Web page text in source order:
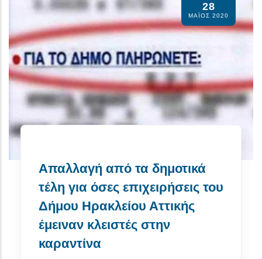
28
ΜΆΙΟΣ 2020
Απαλλαγή από τα δημοτικά
τέλη για όσες επιχειρήσεις του
Δήμου Ηρακλείου Αττικής
έμειναν κλειστές στην
καραντίνα